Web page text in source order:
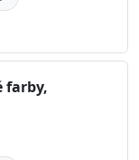
farby,